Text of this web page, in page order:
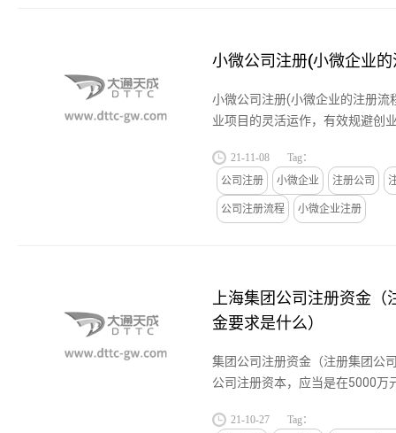
小微公司注册(小微企业
小微公司注册(小微企业的注册流
业项目的灵活运作，有效规避创
流程，小微企业注册费用的内...
21-11-08
Tag：
公司注册
小微企业 注册公司
公司注册流程 小微企业注册
上海集团公司注册资金（
金要求是什么）
集团公司注册资金（注册集团公
公司注册资本，应当是在5000万
公司的财税负责，所以对于母...
21-10-27
Tag：